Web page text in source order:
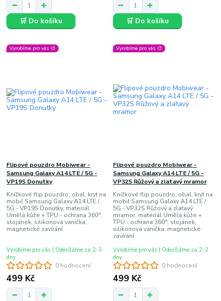
🛒 Do košíku 🛒 Do košíku
Vyrobíme pro vás 🎨
0 hodnocení
Flipové pouzdro Mobiwear -
Samsung Galaxy A14 LTE / 5G -
VP19S Donutky
Knížkové flip pouzdro, obal, kryt na
mobil Samsung Galaxy A14 LTE /
5G - VP19S Donutky, materiál
Umělá kůže + TPU - ochrana 360°,
stojánek, silikonová vanička,
magnetické zavírání
499 Kč
Vyrobíme pro vás | Odesíláme za 2-3
dny
Vyrobíme pro vás 🎨
0 hodnocení
Flipové pouzdro Mobiwear -
Samsung Galaxy A14 LTE / 5G -
VP32S Růžový a zlatavý mramor
Knížkové flip pouzdro, obal, kryt na
mobil Samsung Galaxy A14 LTE /
5G - VP32S Růžový a zlatavý
mramor, materiál Umělá kůže +
TPU - ochrana 360°, stojánek,
silikonová vanička, magnetické
zavírání
499 Kč
Vyrobíme pro vás | Odesíláme za 2-3
dny